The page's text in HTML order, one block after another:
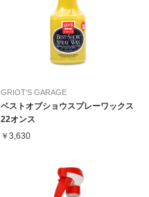
GRIOT'S GARAGE
ベストオブショウスプレーワックス
22オンス
￥3,630